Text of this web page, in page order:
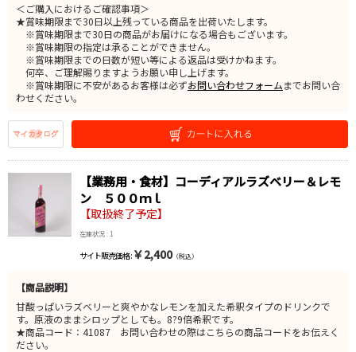
＜ご購入におけるご確認事項＞
★賞味期限まで30日以上残っている商品を出荷いたします。
※賞味期限まで30日の商品がお届けになる場合もございます。
※賞味期限の指定は承ることができません。
※賞味期限までの日数が短い等による返品は受けかねます。
何卒、ご理解賜りますようお願い申し上げます。
※賞味期限に不安があるお客様は必ずお問い合わせフォームまでお問い合
わせください。
【業務用・食材】コーディアルラズベリー＆レモ
ン ５００ｍｌ
【取扱終了予定】
在庫状況 : 1
サイト販売価格 : ￥2,400（税込）
【商品説明】
甘酸っぱいラズベリーと爽やかなレモンを加えた希釈タイプのドリンクで
す。原液のままシロップとしても。8?9倍希釈です。
★商品コード：41087 お問い合わせの際はこちらの商品コードをお伝えく
ださい。